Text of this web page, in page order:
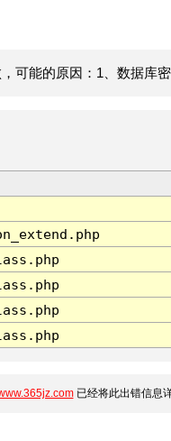
可能的原因：1、数据库
已经将此出错信息